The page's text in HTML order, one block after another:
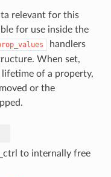
relevant for this
for use inside the
handlers
When set,
of a property,
or the
to internally free